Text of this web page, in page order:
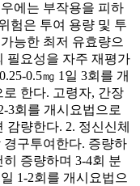
에는 부작용을 피하
험은 투여 용량 및 투
능한 최저 유효량으
필요성을 자주 재평가
0.5㎎ 1일 3회를 개
한다. 고령자, 간장
3회를 개시요법으로
량한다. 2. 정신신체
경구투여한다. 증량하
증량하며 3-4회 분
1-2회를 개시요법으